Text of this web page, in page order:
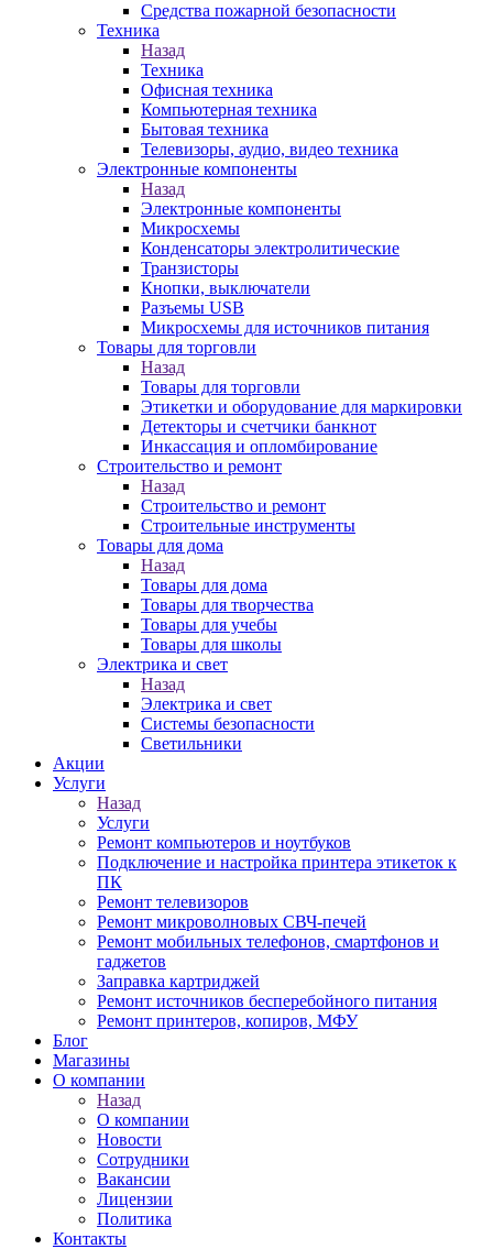
Средства пожарной безопасности
Техника
Назад
Техника
Офисная техника
Компьютерная техника
Бытовая техника
Телевизоры, аудио, видео техника
Электронные компоненты
Назад
Электронные компоненты
Микросхемы
Конденсаторы электролитические
Транзисторы
Кнопки, выключатели
Разъемы USB
Микросхемы для источников питания
Товары для торговли
Назад
Товары для торговли
Этикетки и оборудование для маркировки
Детекторы и счетчики банкнот
Инкассация и опломбирование
Строительство и ремонт
Назад
Строительство и ремонт
Строительные инструменты
Товары для дома
Назад
Товары для дома
Товары для творчества
Товары для учебы
Товары для школы
Электрика и свет
Назад
Электрика и свет
Системы безопасности
Светильники
Акции
Услуги
Назад
Услуги
Ремонт компьютеров и ноутбуков
Подключение и настройка принтера этикеток к
ПК
Ремонт телевизоров
Ремонт микроволновых СВЧ-печей
Ремонт мобильных телефонов, смартфонов и
гаджетов
Заправка картриджей
Ремонт источников бесперебойного питания
Ремонт принтеров, копиров, МФУ
Блог
Магазины
О компании
Назад
О компании
Новости
Сотрудники
Вакансии
Лицензии
Политика
Контакты